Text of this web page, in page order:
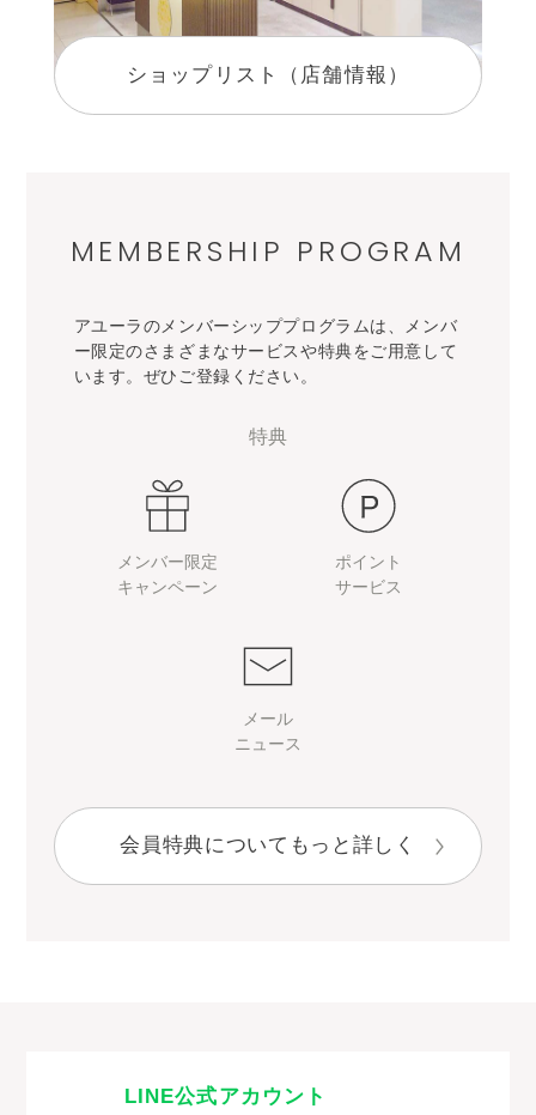
ショップリスト（店舗情報）
MEMBERSHIP PROGRAM
アユーラのメンバーシッププログラムは、メンバ
ー限定のさまざまなサービスや特典をご用意して
います。ぜひご登録ください。
特典
メンバー限定
キャンペーン
ポイント
サービス
メール
ニュース
会員特典についてもっと詳しく
LINE公式アカウント